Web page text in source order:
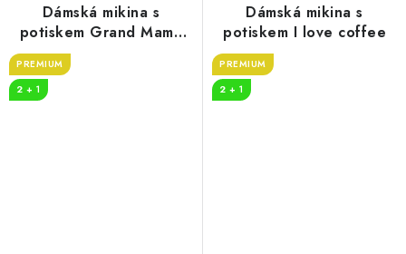
Dámská mikina s
potiskem Grand Mama
loves COFFEE
PREMIUM
2 + 1
Dámská mikina s
potiskem I love coffee
PREMIUM
2 + 1